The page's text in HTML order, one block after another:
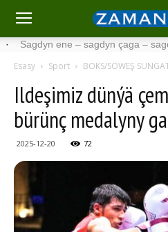
ene – sagdyn çaga – sagdyn
Esasy Sport BOKS/SÖWEŞ
Ildeşimiz dünýä
bürünç medalyny
2025-12-20 72